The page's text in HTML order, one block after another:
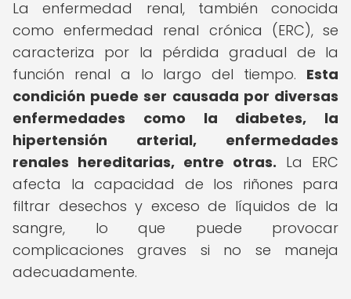
La enfermedad renal, también conocida
como enfermedad renal crónica (ERC), se
caracteriza por la pérdida gradual de la
función renal a lo largo del tiempo. Esta
condición puede ser causada por diversas
enfermedades como la diabetes, la
hipertensión arterial, enfermedades
renales hereditarias, entre otras. La ERC
afecta la capacidad de los riñones para
filtrar desechos y exceso de líquidos de la
sangre, lo que puede provocar
complicaciones graves si no se maneja
adecuadamente.